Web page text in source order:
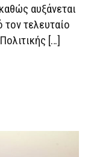
αυξάνεται
τελευταίο
[…]